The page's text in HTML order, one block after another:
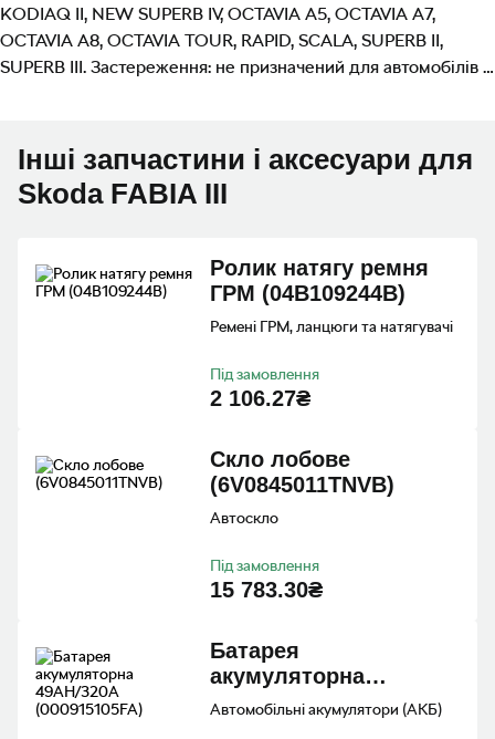
KODIAQ II, NEW SUPERB IV, OCTAVIA A5, OCTAVIA A7,
OCTAVIA A8, OCTAVIA TOUR, RAPID, SCALA, SUPERB II,
SUPERB III. Застереження: не призначений для автомобілів з
Інші запчастини і аксесуари для
Skoda FABIA III
Ролик натягу ремня
ГРМ (04B109244B)
Ремені ГРМ, ланцюги та натягувачі
2 106.27₴
Під замовлення
Скло лобове
(6V0845011TNVB)
Автоскло
15 783.30₴
Під замовлення
Батарея
акумуляторна
49АН/320А
Автомобільні акумулятори (АКБ)